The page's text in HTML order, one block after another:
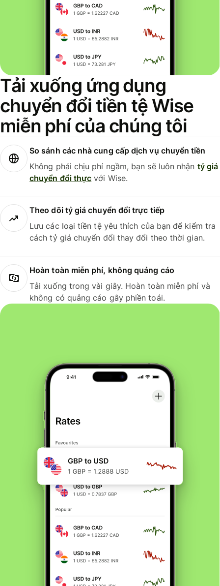
Tải xuống ứng dụng
chuyển đổi tiền tệ Wise
miễn phí của chúng tôi
So sánh các nhà cung cấp dịch vụ chuyển tiền
Không phải chịu phí ngầm, bạn sẽ luôn nhận tỷ giá
chuyển đổi thực với Wise.
Theo dõi tỷ giá chuyển đổi trực tiếp
Lưu các loại tiền tệ yêu thích của bạn để kiểm tra
cách tỷ giá chuyển đổi thay đổi theo thời gian.
Hoàn toàn miễn phí, không quảng cáo
Tải xuống trong vài giây. Hoàn toàn miễn phí và
không có quảng cáo gây phiền toái.